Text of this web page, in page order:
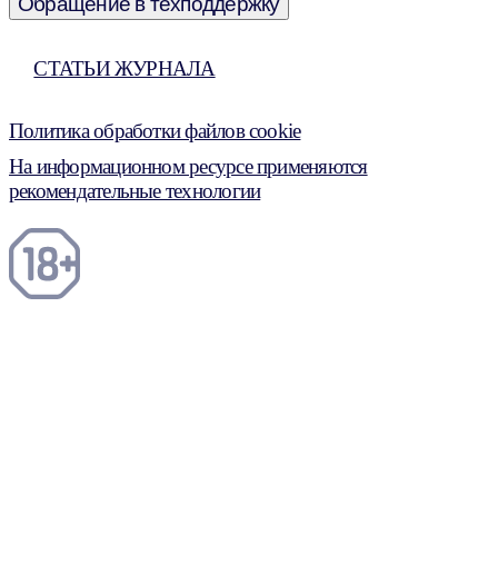
СТАТЬИ ЖУРНАЛА
Политика обработки файлов cookie
На информационном ресурсе применяются
рекомендательные технологии